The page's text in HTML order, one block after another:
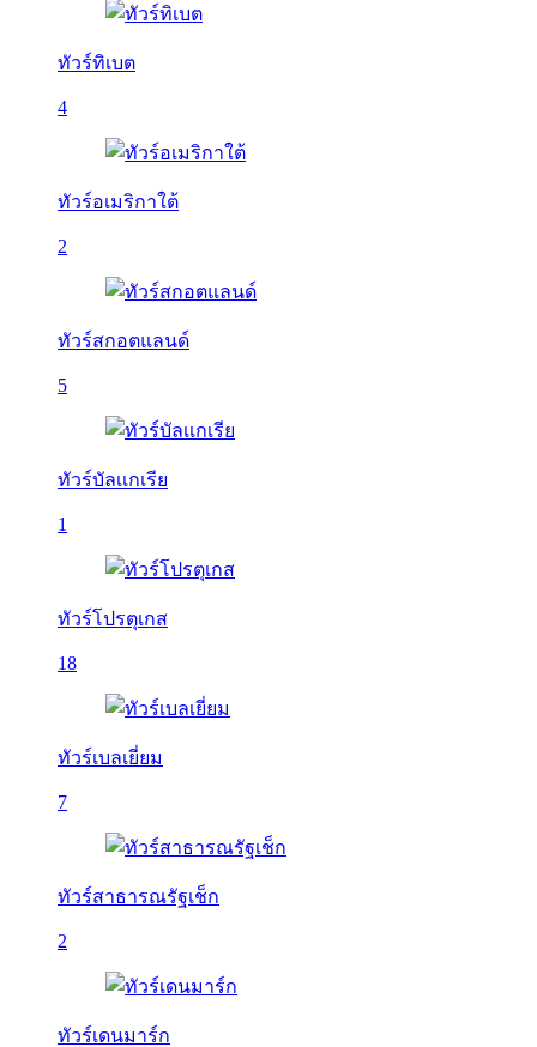
ทัวร์ทิเบต
4
ทัวร์อเมริกาใต้
2
ทัวร์สกอตแลนด์
5
ทัวร์บัลเเกเรีย
1
ทัวร์โปรตุเกส
18
ทัวร์เบลเยี่ยม
7
ทัวร์สาธารณรัฐเช็ก
2
ทัวร์เดนมาร์ก